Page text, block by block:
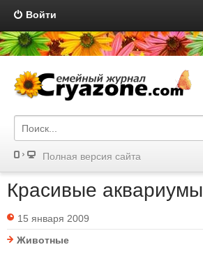
Войти
Полная версия сайта
Красивые аквариумы
15 января 2009
Животные